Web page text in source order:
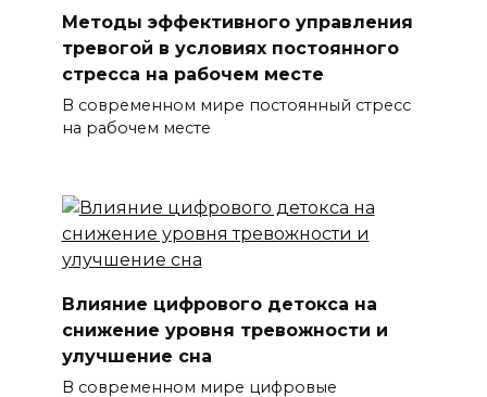
Методы эффективного управления
тревогой в условиях постоянного
стресса на рабочем месте
В современном мире постоянный стресс
на рабочем месте
Влияние цифрового детокса на
снижение уровня тревожности и
улучшение сна
В современном мире цифровые